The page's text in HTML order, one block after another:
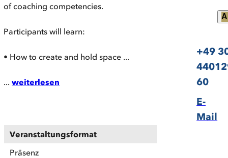
of coaching competencies.
Participants will learn:
• How to create and hold space ...
...weiterlesen
Veranstaltungsformat
Präsenz
+49
60
E-
Mail